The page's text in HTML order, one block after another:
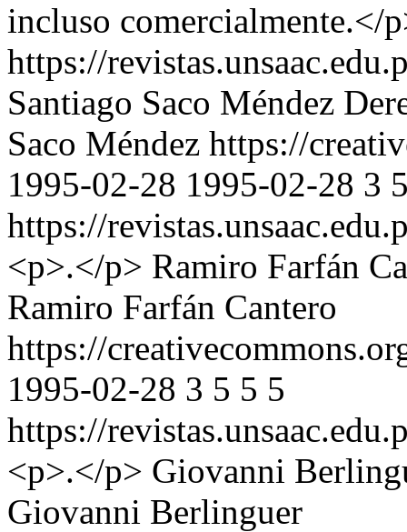
incluso comercialmente.</
https://
Santiago Saco Méndez
Saco Méndez https://
1995-02-28 1995-02-28 3
https://
<p>.</p> Ramiro Farfán
Ramiro Farfán Cantero
https://
1995-02-28 3 5 5 5
https://
<p>.</p> Giovanni
Giovanni Berlinguer